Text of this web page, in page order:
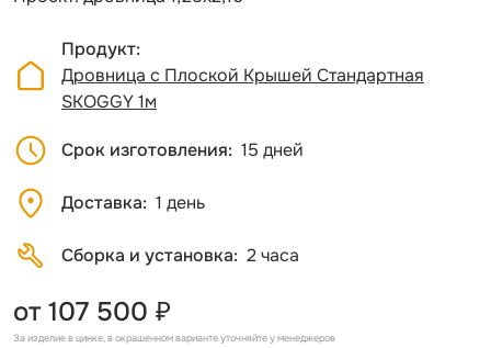
Продукт
Дровница с Плоской Крышей Стандартная
SKOGGY 1м
Срок изготовления 15 дней
Доставка 1 день
Сборка и установка 2 часа
от 107 500 ₽
За изделие в цинке, в окрашенном варианте уточняйте у менеджеров